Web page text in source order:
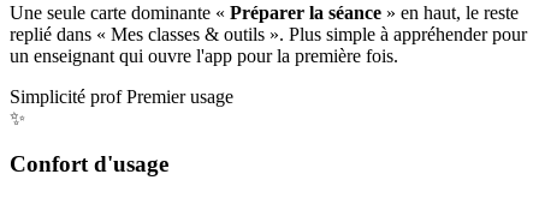
Une seule carte dominante « Préparer la séance » en haut, le reste
replié dans « Mes classes & outils ». Plus simple à appréhender pour
un enseignant qui ouvre l'app pour la première fois.
Simplicité prof Premier usage
✨
Confort d'usage